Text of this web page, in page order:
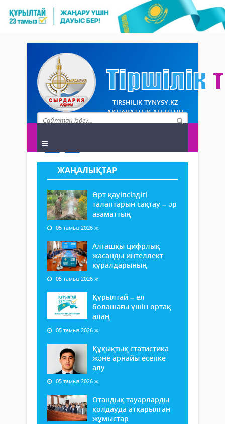
TIRSHILIK-TYNYSY.KZ
АҚПАРАТТЫҚ АГЕНТТІГІ
ЖАҢАЛЫҚТАР
Өрт қауіпсіздігі
талаптарын сақтау – әр
азаматтың
05 тамыз 2026 ж.
Алғашқы цифрлық
жасанды интеллект
құралдарының
05 тамыз 2026 ж.
Құрылтай – ел
болашағы үшін ортақ
алаң
05 тамыз 2026 ж.
Құқықтық статистика
және арнайы есепке
алу
05 тамыз 2026 ж.
Отандық тауарларды
қолдауда атқарылған
жұмыстар